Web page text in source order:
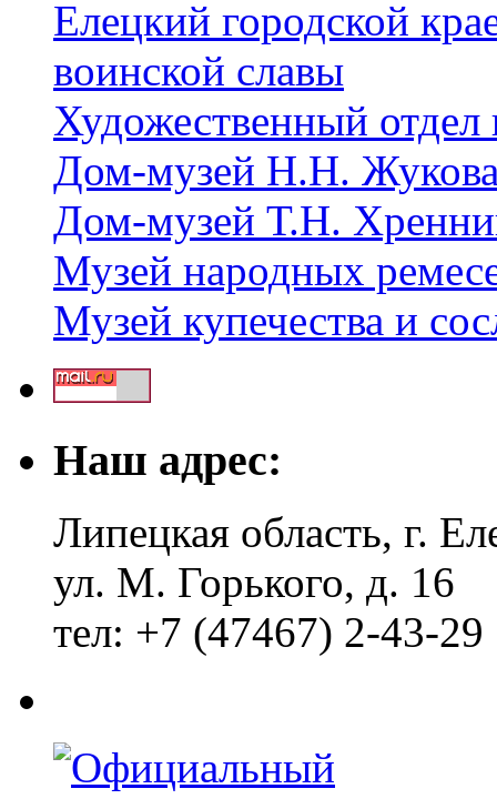
Елецкий городской
воинской славы
Художественный отдел
Дом-музей Н.Н.
Дом-музей Т.Н.
Музей народных
Музей купечества и
Наш адрес:
Липецкая область, г.
ул. М. Горького, д. 16
тел: +7 (47467) 2-43-29